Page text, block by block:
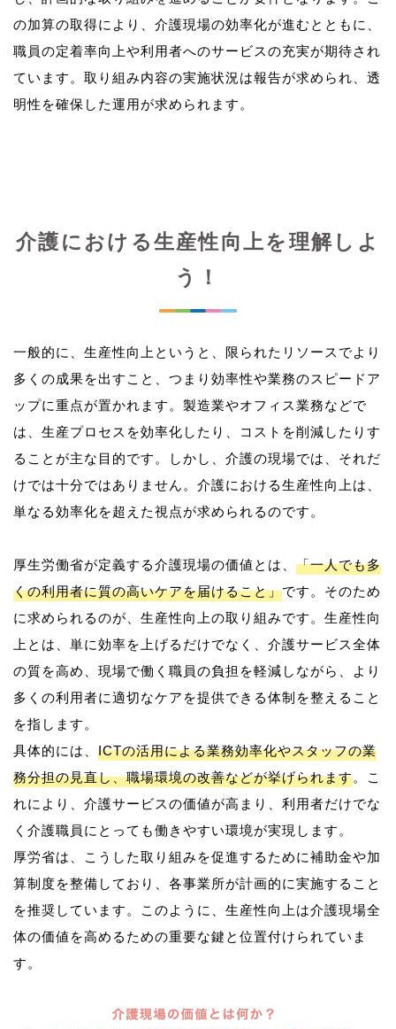
の加算の取得により、介護現場の効率化が進むとともに、
職員の定着率向上や利用者へのサービスの充実が期待され
ています。取り組み内容の実施状況は報告が求められ、透
介護における生産性向上を理解しよ
う！
一般的に、生産性向上というと、限られたリソースでより
多くの成果を出すこと、つまり効率性や業務のスピードア
ップに重点が置かれます。製造業やオフィス業務などで
は、生産プロセスを効率化したり、コストを削減したりす
ることが主な目的です。しかし、介護の現場では、それだ
けでは十分ではありません。介護における生産性向上は、
単なる効率化を超えた視点が求められるのです。
厚生労働省が定義する介護現場の価値とは、 「一人でも多
くの利用者に質の高いケアを届けること」です。そのため
に求められるのが、生産性向上の取り組みです。生産性向
上とは、単に効率を上げるだけでなく、介護サービス全体
の質を高め、現場で働く職員の負担を軽減しながら、より
多くの利用者に適切なケアを提供できる体制を整えること
を指します。
具体的には、 ICTの活用による業務効率化やスタッフの業
務分担の見直し、職場環境の改善などが挙げられます。こ
れにより、介護サービスの価値が高まり、利用者だけでな
く介護職員にとっても働きやすい環境が実現します。
厚労省は、こうした取り組みを促進するために補助金や加
算制度を整備しており、各事業所が計画的に実施すること
を推奨しています。このように、生産性向上は介護現場全
体の価値を高めるための重要な鍵と位置付けられていま